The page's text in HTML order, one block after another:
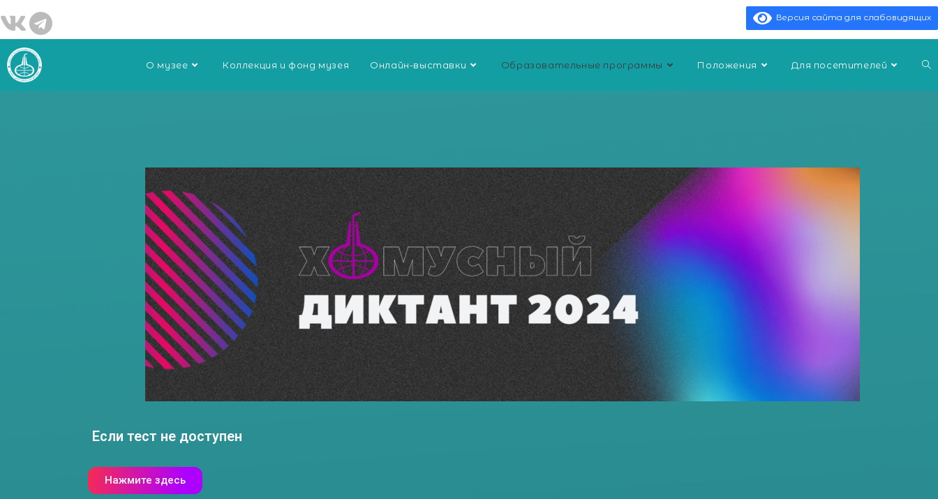
Версия сайта для слабовидящих
О музее Коллекция и фонд музея Онлайн-выставки Образовательные программы Положения Для посетителей
Если тест не доступен
Нажмите здесь